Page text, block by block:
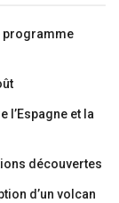
programme
l’Espagne et la
découvertes
d’un volcan